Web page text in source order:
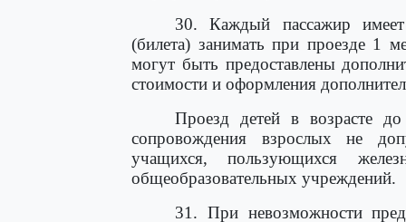
30. Каждый пассажир
(билета) занимать при проезде 1
могут быть предоставлены
стоимости и оформления
Проезд детей в возрасте
сопровождения взрослых не
учащихся, пользующихся
общеобразовательных учреждений.
31. При невозможности